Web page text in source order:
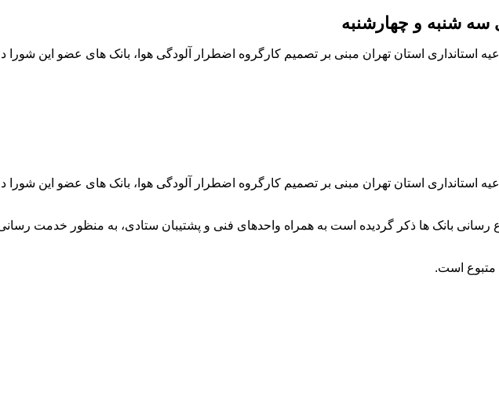
سه شنبه و چهارشنبه
استان تهران مبنی بر تصمیم کارگروه اضطرار آلودگی هوا، بانک های عضو این شورا
استان تهران مبنی بر تصمیم کارگروه اضطرار آلودگی هوا، بانک های عضو این شورا
بانک ها ذکر گردیده است به همراه واحدهای فنی و پشتیبان ستادی، به منظور خدمت
متبوع است.